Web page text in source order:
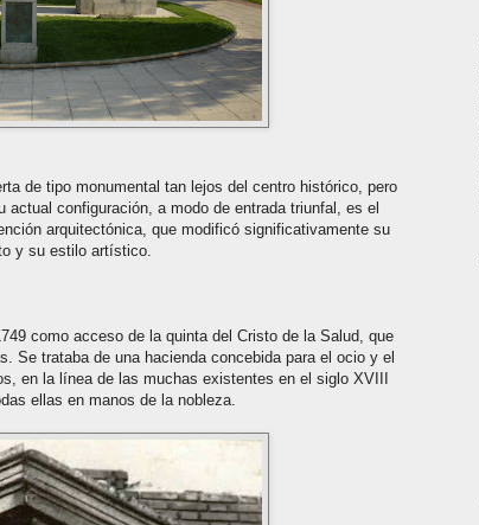
de tipo monumental tan lejos del centro histórico, pero
actual configuración, a modo de entrada triunfal, es el
arquitectónica, que modificó significativamente su
y su estilo artístico.
como acceso de la quinta del Cristo de la Salud, que
Se trataba de una hacienda concebida para el ocio y el
en la línea de las muchas existentes en el siglo XVIII
ellas en manos de la nobleza.